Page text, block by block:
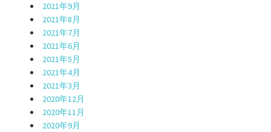
2021年9月
2021年8月
2021年7月
2021年6月
2021年5月
2021年4月
2021年3月
2020年12月
2020年11月
2020年9月